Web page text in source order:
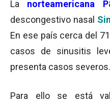
La norteamericana
descongestivo nasal
En ese país cerca del
casos de sinusitis
presenta casos severos.
Para ello se está